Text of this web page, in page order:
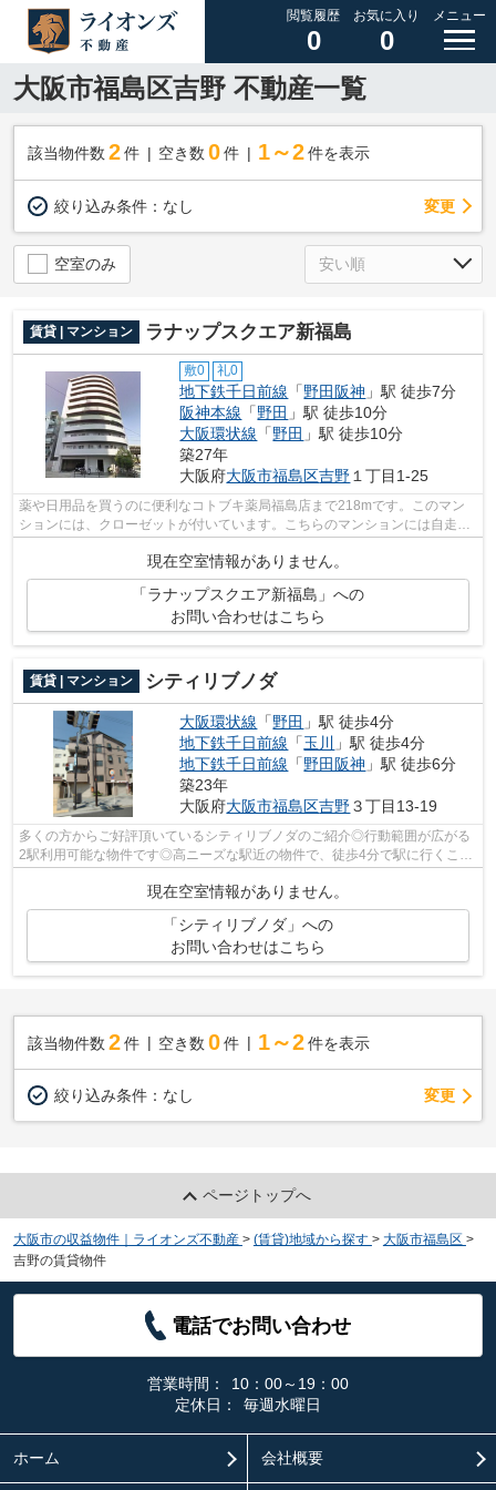
閲覧履歴
0
お気に入り
0
メニュー
大阪市福島区吉野 不動産一覧
該当物件数 2件 空き数 0 件 1～2 件を表示
絞り込み条件： なし 変更
空室のみ
賃貸 | マンション ラナップスクエア新福島
敷0 礼0
地下鉄千日前線 「野田阪神 」駅 徒歩7分
阪神本線 「野田 」駅 徒歩10分
大阪環状線 「野田 」駅 徒歩10分
築27年
大阪府大阪市福島区吉野１丁目1-25
薬や日用品を買うのに便利なコトブキ薬局福島店まで218mです。このマン
ションには、クローゼットが付いています。こちらのマンションには自走式
現在空室情報がありません。
「ラナップスクエア新福島」への
お問い合わせはこちら
賃貸 | マンション シティリブノダ
大阪環状線 「野田 」駅 徒歩4分
地下鉄千日前線 「玉川 」駅 徒歩4分
地下鉄千日前線 「野田阪神 」駅 徒歩6分
築23年
大阪府大阪市福島区吉野３丁目13-19
多くの方からご好評頂いているシティリブノダのご紹介◎行動範囲が広がる
2駅利用可能な物件です◎高ニーズな駅近の物件で、徒歩4分で駅に行くこと
現在空室情報がありません。
「シティリブノダ」への
お問い合わせはこちら
該当物件数 2件 空き数 0 件 1～2 件を表示
絞り込み条件： なし 変更
ページトップへ
大阪市の収益物件｜ライオンズ不動産 > (賃貸)地域から探す > 大阪市福島区 >
吉野の賃貸物件
電話でお問い合わせ
営業時間：
10：00～19：00
定休日：
毎週水曜日
ホーム 会社概要